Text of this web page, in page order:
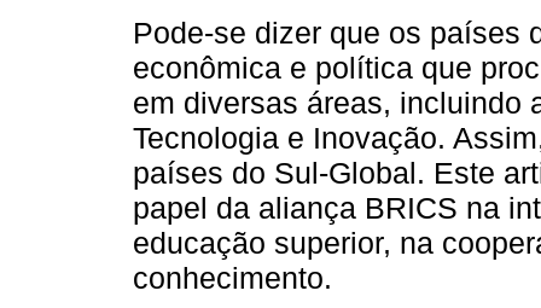
Pode-se dizer que os países
econômica e política que
em diversas áreas, incluindo
Tecnologia e Inovação.
países do Sul-Global. Este
papel da aliança BRICS na
educação superior, na
conhecimento.